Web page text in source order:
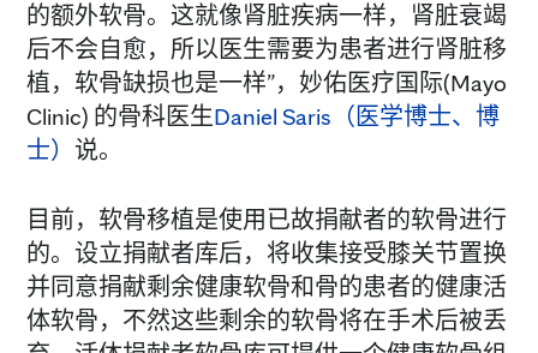
的额外软骨。这就像肾脏疾病一样，肾脏衰竭
后不会自愈，所以医生需要为患者进行肾脏移
植，软骨缺损也是一样”，妙佑医疗国际(Mayo
Clinic) 的骨科医生Daniel Saris（医学博士、博
士） 说。
目前，软骨移植是使用已故捐献者的软骨进行
的。设立捐献者库后，将收集接受膝关节置换
并同意捐献剩余健康软骨和骨的患者的健康活
体软骨，不然这些剩余的软骨将在手术后被丢